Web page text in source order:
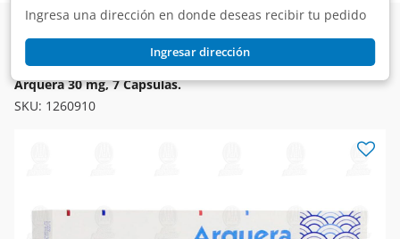
Ingresa una dirección en donde deseas recibir tu pedido
Ingresar dirección
Farmacia Medicina
Sistema Nervioso
Neuroléptico
ARQUERA
Arquera 30 mg, 7 Cápsulas.
SKU: 1260910